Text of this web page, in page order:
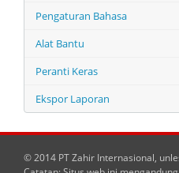
Pengaturan Bahasa
Alat Bantu
Peranti Keras
Ekspor Laporan
© 2014 PT Zahir Internasional,